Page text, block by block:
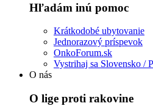
Hľadám inú pomoc
Krátkodobé ubytovanie
Jednorazový príspevok
OnkoForum.sk
Vystrihaj sa Slovensko /
O nás
O lige proti rakovine